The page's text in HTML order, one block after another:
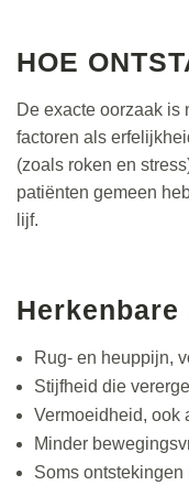
HOE
De exacte oorzaak is
factoren als
(zoals roken en
patiënten gemeen
lijf.
Herkenbare
Rug- en heuppijn,
Stijfheid die
Vermoeidheid, ook
Minder
Soms